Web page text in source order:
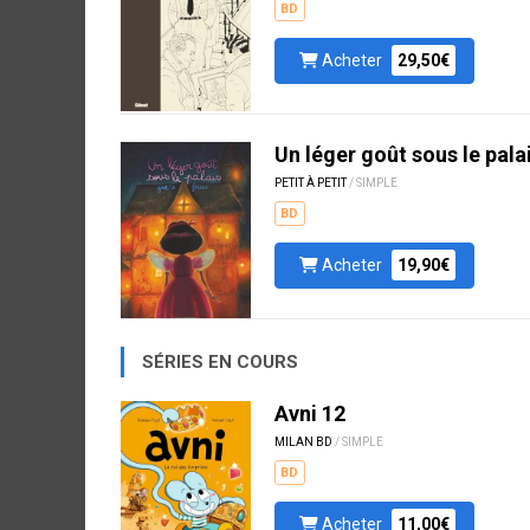
BD
Acheter 29,50€
Un léger goût sous le
PETIT À PETIT/ SIMPLE
BD
Acheter 19,90€
SÉRIES EN COURS
Avni 12
MILAN BD / SIMPLE
BD
Acheter 11,00€